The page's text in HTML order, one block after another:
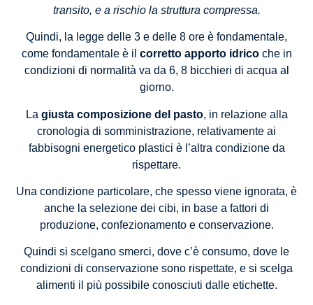
transito, e a rischio la struttura compressa.
Quindi, la legge delle 3 e delle 8 ore è fondamentale,
come fondamentale è il corretto apporto idricoche in
condizioni di normalità va da 6, 8 bicchieri di acqua al
giorno.
La giusta composizione del pasto, in relazione alla
cronologia di somministrazione, relativamente ai
fabbisogni energetico plastici è l’altra condizione da
rispettare.
Una condizione particolare, che spesso viene ignorata, è
anche la selezione dei cibi, in base a fattori di
produzione, confezionamento e conservazione.
Quindi si scelgano smerci, dove c’è consumo, dove le
condizioni di conservazione sono rispettate, e si scelga
alimenti il più possibile conosciuti dalle etichette.